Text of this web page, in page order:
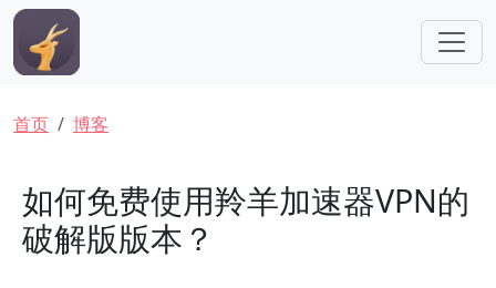
跳转到主要内容
面包屑
首页 博客
如何免费使用羚羊加速器VPN的
破解版版本？